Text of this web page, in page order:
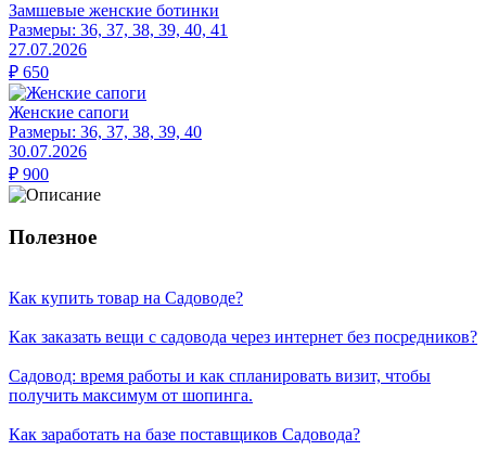
Замшевые женские ботинки
Размеры: 36, 37, 38, 39, 40, 41
27.07.2026
₽ 650
Женские сапоги
Размеры: 36, 37, 38, 39, 40
30.07.2026
₽ 900
Полезное
Как купить товар на Cадоводе?
Как заказать вещи с садовода через интернет без посредников?
Садовод: время работы и как спланировать визит, чтобы
получить максимум от шопинга.
Как заработать на базе поставщиков Садовода?